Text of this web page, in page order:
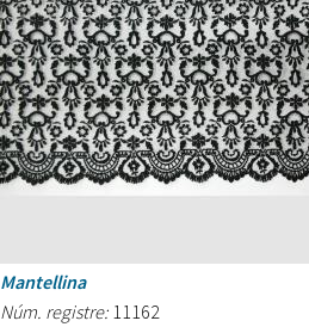
Mantellina
Núm. registre: 11162